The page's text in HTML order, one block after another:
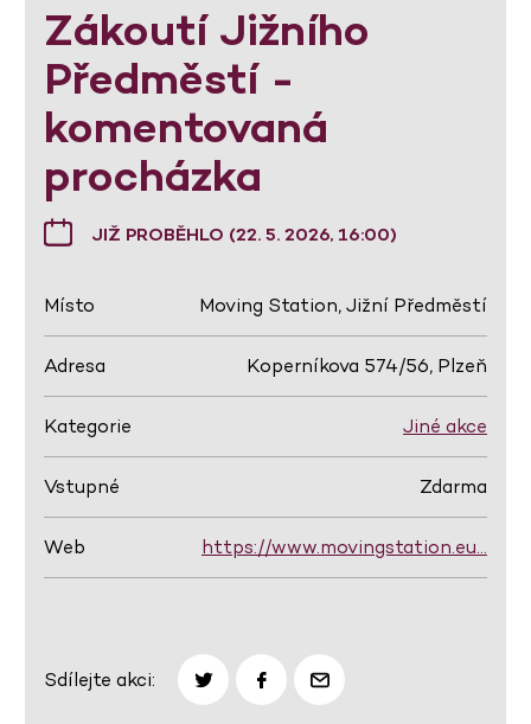
Zákoutí Jižního
Předměstí -
komentovaná
procházka
JIŽ PROBĚHLO (22. 5. 2026, 16:00)
Místo Moving Station, Jižní Předměstí
Adresa Koperníkova 574/56, Plzeň
Kategorie Jiné akce
Vstupné Zdarma
Web https://www.movingstation.eu…
Sdílejte akci: